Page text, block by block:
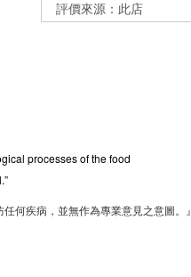
processes of the food
何疾病，並無作為專業意見之意圖。』